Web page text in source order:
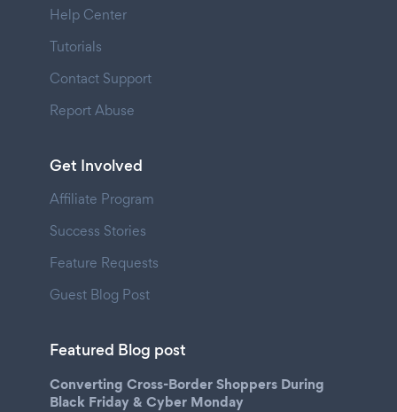
Help Center
Tutorials
Contact Support
Report Abuse
Get Involved
Affiliate Program
Success Stories
Feature Requests
Guest Blog Post
Featured Blog post
Converting Cross-Border Shoppers During
Black Friday & Cyber Monday